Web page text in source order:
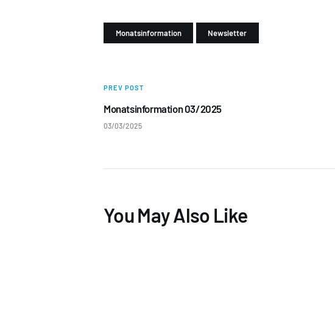
Monatsinformation Newsletter
PREV POST
Monatsinformation 03/2025
03/03/2025
You May Also Like